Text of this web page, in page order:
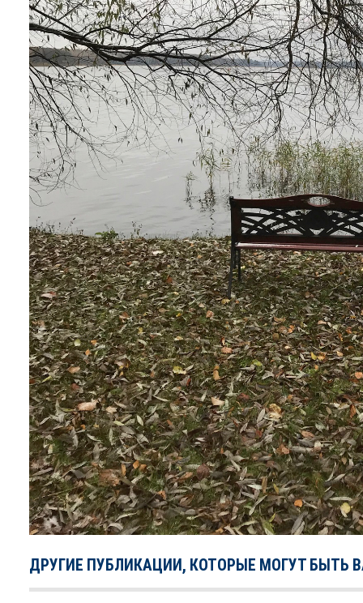
ДРУГИЕ ПУБЛИКАЦИИ, КОТОРЫЕ МОГУТ БЫТЬ